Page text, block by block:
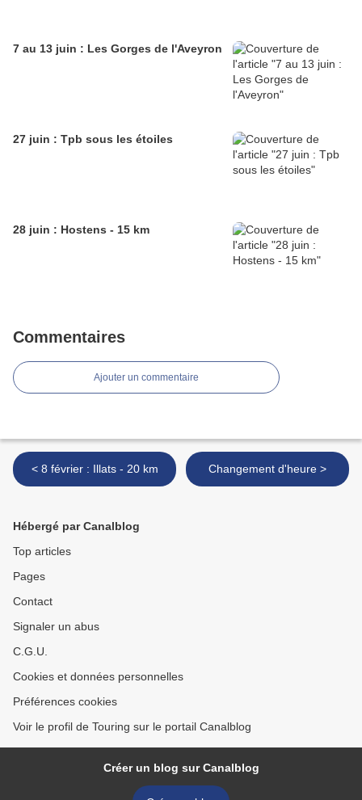
7 au 13 juin : Les Gorges de l'Aveyron
27 juin : Tpb sous les étoiles
28 juin : Hostens - 15 km
Commentaires
Ajouter un commentaire
< 8 février : Illats - 20 km Changement d'heure >
Hébergé par Canalblog
Top articles
Pages
Contact
Signaler un abus
C.G.U.
Cookies et données personnelles
Préférences cookies
Voir le profil de Touring sur le portail Canalblog
Créer un blog sur Canalblog